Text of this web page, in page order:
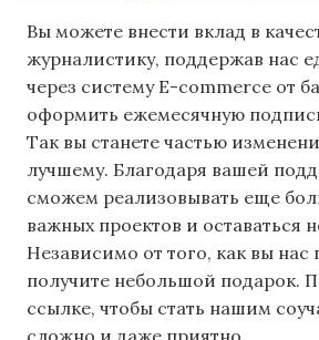
Вы можете внести вклад в
журналистику, поддержав нас
через систему E-commerce от
оформить ежемесячную
Так вы станете частью
лучшему. Благодаря вашей
сможем реализовывать еще
важных проектов и оставаться
Независимо от того, как вы
получите небольшой подарок.
ссылке, чтобы стать нашим